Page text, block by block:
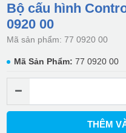
Bộ cấu hình
0920 00
Mã sản phẩm: 77 0920 00
Mã Sản Phẩm: 77 0920 00
THÊM